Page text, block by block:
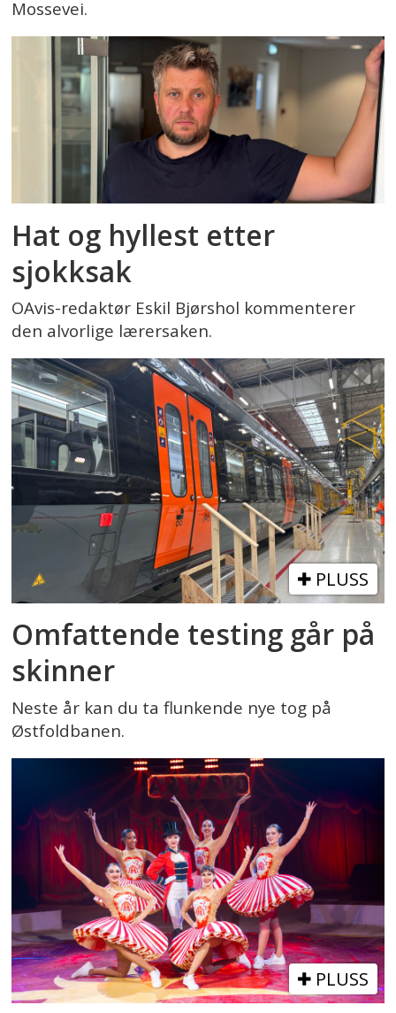
Mossevei.
Hat og hyllest etter
sjokksak
OAvis-redaktør Eskil Bjørshol kommenterer
den alvorlige lærersaken.
PLUSS
Omfattende testing går på
skinner
Neste år kan du ta flunkende nye tog på
Østfoldbanen.
PLUSS